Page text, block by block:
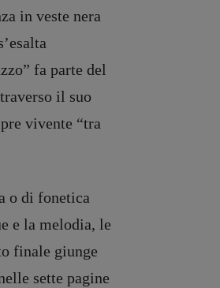
in veste nera
fa parte del
il suo
vivente “tra
o di fonetica
e la melodia, le
finale giunge
sette pagine